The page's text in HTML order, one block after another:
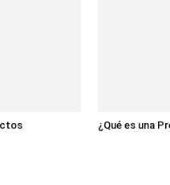
¿Qué es una